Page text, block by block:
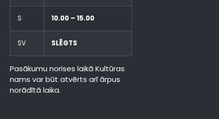
S 10.00 – 15.00
SV SLĒGTS
Pasākumu norises laikā Kultūras
nams var būt atvērts arī ārpus
norādītā laika.